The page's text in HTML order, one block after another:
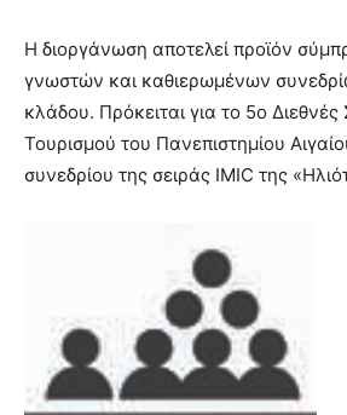
Η διοργάνωση αποτελεί προϊόν
γνωστών και καθιερωμένων
κλάδου. Πρόκειται για το 5ο Διεθνές
Τουρισμού του Πανεπιστημίου
συνεδρίου της σειράς IMIC της